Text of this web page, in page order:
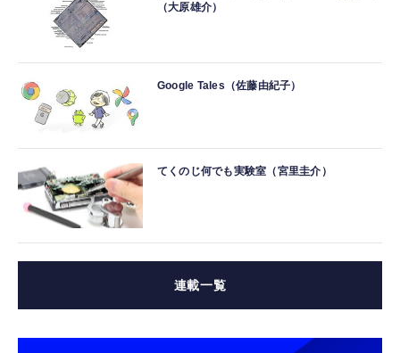
（大原雄介）
Google Tales（佐藤由紀子）
てくのじ何でも実験室（宮里圭介）
連載一覧